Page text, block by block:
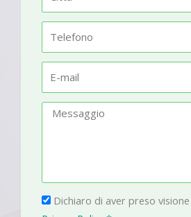
t
à
l
fm
a
g
P Dichiaro di aver preso